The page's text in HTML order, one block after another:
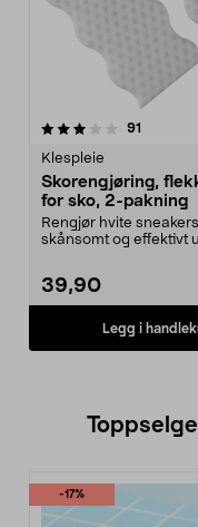
91
Klespleie
Skorengjøring,
for sko, 2-pakning
Rengjør hvite
skånsomt og effektivt
39,90
Legg i
-17%